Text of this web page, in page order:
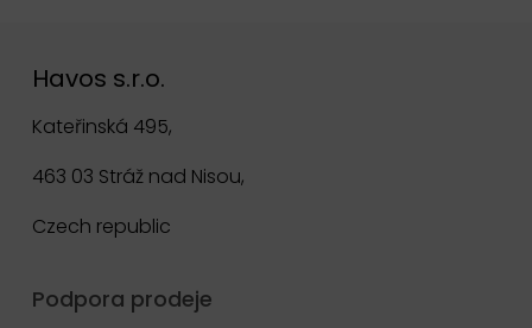
Havos s.r.o.
Kateřinská 495,
463 03 Stráž nad Nisou,
Czech republic
Podpora prodeje